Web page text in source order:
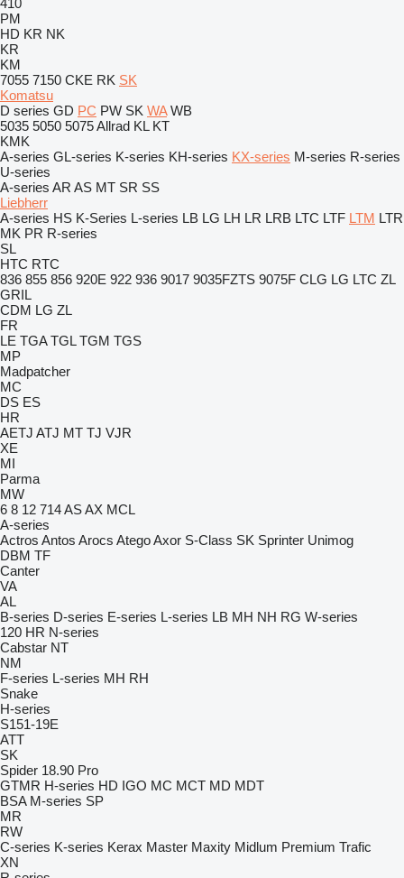
410
PM
HD KR NK
KR
KM
7055 7150 CKE RK SK
Komatsu
D series GD PC PW SK WA WB
5035 5050 5075Allrad KL KT
KMK
A-series GL-series K-series KH-series KX-series M-series R-series
U-series
A-series AR AS MT SR SS
Liebherr
A-series HS K-Series L-series LB LG LH LR LRB LTC LTF LTM LTR
MK PR R-series
SL
HTC RTC
836 855 856 920E 922 936 9017 9035FZTS 9075F CLG LG LTC ZL
GRIL
CDM LG ZL
FR
LE TGA TGL TGM TGS
MP
Madpatcher
MC
DS ES
HR
AETJ ATJ MT TJ VJR
XE
MI
Parma
MW
6 8 12 714ASAX MCL
A-series
Actros Antos Arocs AtegoAxor S-Class SK Sprinter Unimog
DBM TF
Canter
VA
AL
B-series D-series E-series L-series LB MH NH RG W-series
120 HR N-series
Cabstar NT
NM
F-series L-series MH RH
Snake
H-series
S151-19E
ATT
SK
Spider 18.90 Pro
GTMR H-series HD IGO MC MCT MD MDT
BSA M-series SP
MR
RW
C-series K-series Kerax Master Maxity Midlum Premium Trafic
XN